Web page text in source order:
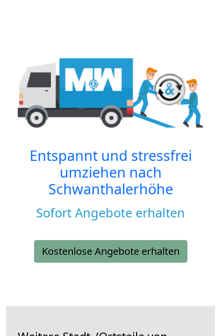
Entspannt und stressfrei
umziehen nach
Schwanthalerhöhe
Sofort Angebote erhalten
Kostenlose Angebote erhalten